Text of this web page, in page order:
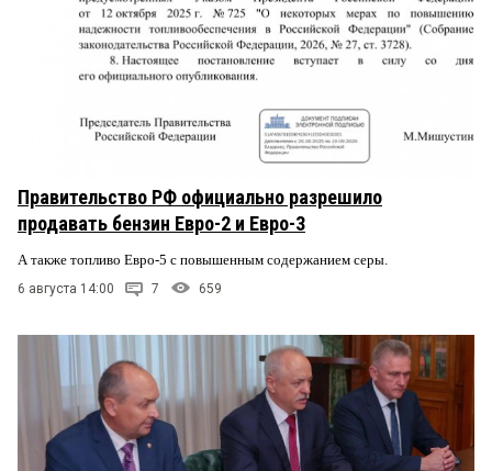
Правительство РФ официально разрешило
продавать бензин Евро-2 и Евро-3
А также топливо Евро-5 с повышенным содержанием серы.
6 августа 14:00 7 659